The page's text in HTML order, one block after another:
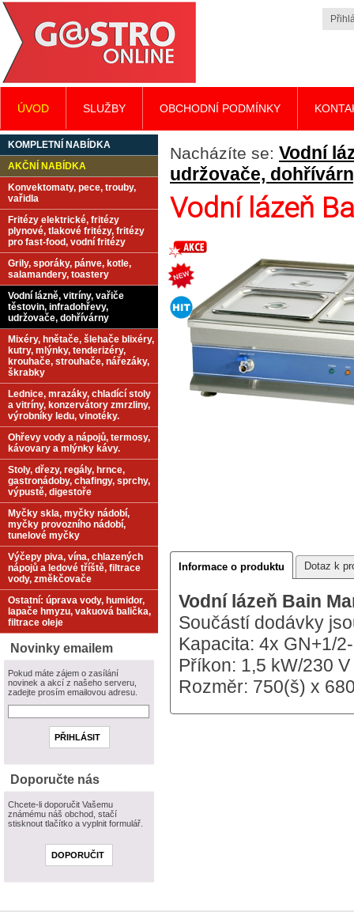
Nacházíte se: Vodní
udržovače,
Vodní lázeň
Informace o produktu Dotaz k
Vodní lázeň Bain
Součástí dodávky
Kapacita: 4x GN+1/
Příkon: 1,5 kW/230 V
Rozměr: 750(š) x
KOMPLETNÍ NABÍDKA
AKČNÍ NABÍDKA
Konvektomaty, pece, trouby,
vařidla
Fritézy elektrické, fritézy
plynové, tlakové fritézy, fritézy
pro fast-food, vodní fritézy
Grily, sporáky, pánve, kotle,
salamandery, toastery
Vodní lázně, vitríny, vařiče
těstovin, infradohřevy,
udržovače, dohřívárny
Mixéry, hnětače, šlehače blixéry,
kutry, mlýnky, tenderizéry,
krouhače, strouhače, nářezáky,
škrabky
Lednice, mrazáky, chladící stoly
a vitríny, konzervátory zmrzliny,
výrobníky ledu, vinotéky.
Ohřevy vody a nápojů, termosy,
kávovary a mlýnky kávy.
Stoly, dřezy, regály, hrnce,
gastronádoby, chafingy, sprchy,
výpustě, digestoře
Myčky skla, myčky nádobí,
myčky provozního nádobí,
tunelové myčky
Výčepy piva, vína, chlazených
nápojů a ledové tříště, filtrace
vody, změkčovače
Ostatní: úprava vody, humidor,
lapače hmyzu, vakuová balička,
filtrace oleje
Novinky emailem
Pokud máte zájem o zasílání
novinek a akcí z našeho serveru,
zadejte prosím emailovou adresu.
Doporučte nás
Chcete-li doporučit Vašemu
známému náš obchod, stačí
stisknout tlačítko a vyplnit formulář.
ÚVOD SLUŽBY OBCHODNÍ PODMÍNKY